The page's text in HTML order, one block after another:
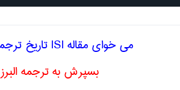
می خوای مقاله ISI تاريخ ترجمه کنی!؟
بسپرش به ترجمه البرز